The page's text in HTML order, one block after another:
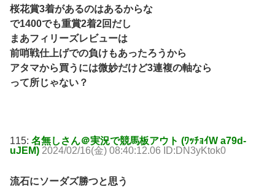
桜花賞3着があるのはあるからな
で1400でも重賞2着2回だし
まあフィリーズレビューは
前哨戦仕上げでの負けもあったろうから
アタマから買うには微妙だけど3連複の軸なら
って所じゃない？
115: 名無しさん＠実況で競馬板アウト (ﾜｯﾁｮｲW a79d-
uJEM) 2024/02/16(金) 08:40:12.06 ID:DN3yKtok0
流石にソーダズ勝つと思う